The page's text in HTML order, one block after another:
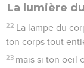
La lumière
22 La lampe du
ton corps tout
23 mais si ton oeil